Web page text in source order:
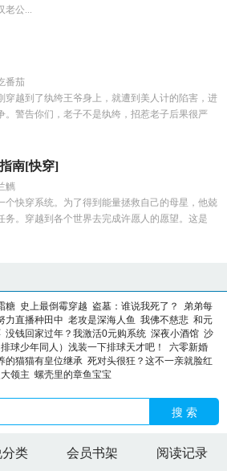
老公...
番茄
穿越到了纨绔王爷身上，就遭到美人计的陷害，进
。警告你们，老子不是纨绔，招惹老子后果很严
南[快穿]
觽
个快穿系统。为了得到能量拯救自己的母星，他兢
务。穿越到各个世界去完成许愿人的愿望。这是
糖 史上最倒霉穿越 盗墓：谁说我死了？
弟弟每
力直播种田中 老攻是深海人鱼 我佛不慈悲 和元
没钱回家过年？我激活0元购系统 深夜小酒馆 沙
排球少年同人）浅装一下排球天才吧！
六零新婚
的猫猫有皇位继承 死对头很狂？这不一亲就脸红
领主 螺壳里的章鱼宝宝
搜 索
类 会员书架 阅读记录